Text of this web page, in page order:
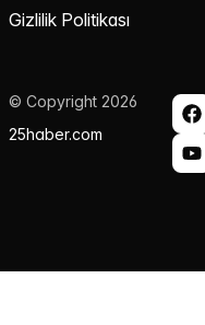
Gizlilik Politikası
© Copyright 2026
25haber.com